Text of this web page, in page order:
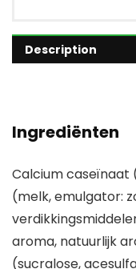
Description
Ingrediënten
Calcium
(melk, emulgator:
aroma, natuurlijk
(sucralose,